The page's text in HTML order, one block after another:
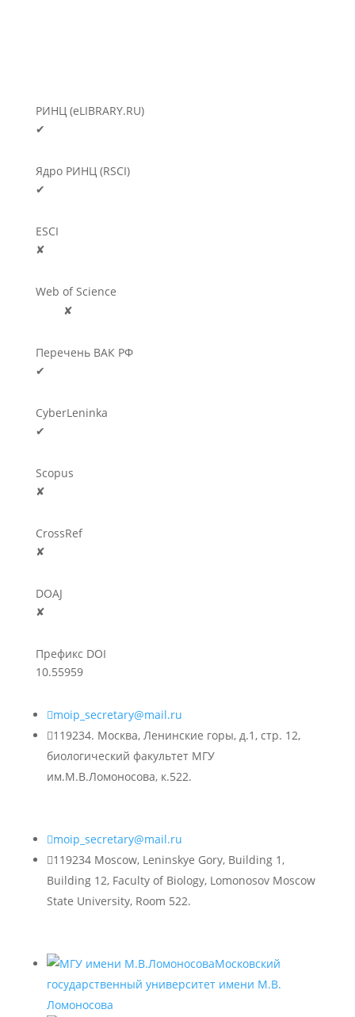
РИНЦ (eLIBRARY.RU)
✔
Ядро РИНЦ (RSCI)
✔
ESCI
✘
Web of Science
✘
Перечень ВАК РФ
✔
CyberLeninka
✔
Scopus
✘
CrossRef
✘
DOAJ
✘
Префикс DOI
10.55959
moip_secretary@mail.ru
119234. Москва, Ленинские горы, д.1, стр. 12,
биологический факультет МГУ
им.М.В.Ломоносова, к.522.
moip_secretary@mail.ru
119234 Moscow, Leninskye Gory, Building 1,
Building 12, Faculty of Biology, Lomonosov Moscow
State University, Room 522.
Московский
государственный университет имени М.В.
Ломоносова